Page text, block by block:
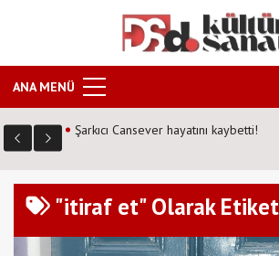
ANA MENÜ
kaybetti!
Kozalak
"itiraf et" Olarak